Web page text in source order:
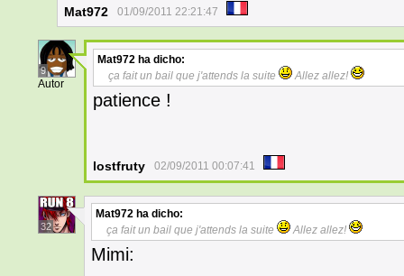
Mat972 01/09/2011 22:21:47
9
Autor
Mat972 ha dicho:
ça fait un bail que j'attends la suite
Allez allez!
patience !
lostfruty 02/09/2011 00:07:41
32
Mat972 ha dicho:
ça fait un bail que j'attends la suite
Allez allez!
Mimi: